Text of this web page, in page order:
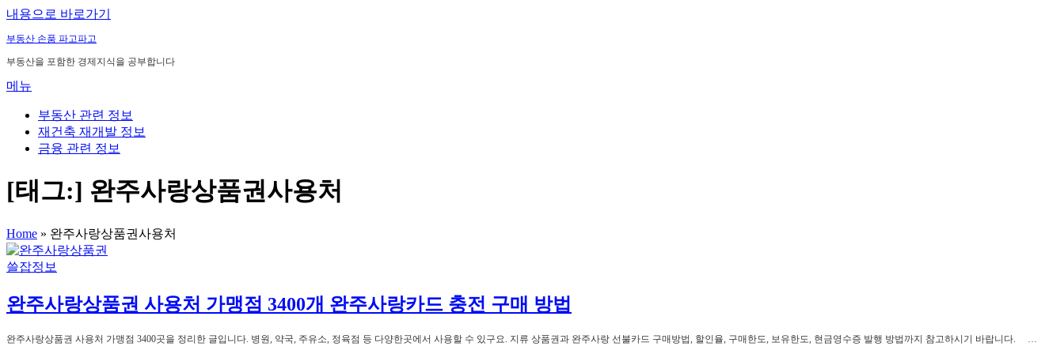
내용으로 바로가기
부동산 손품 파고파고
부동산을 포함한 경제지식을 공부합니다
메뉴
부동산 관련 정보
재건축 재개발 정보
금융 관련 정보
[태그:] 완주사랑상품권사용처
Home » 완주사랑상품권사용처
쓸잡정보
완주사랑상품권 사용처 가맹점 3400개 완주사랑카드 충전 구매 방법
완주사랑상품권 사용처 가맹점 3400곳을 정리한 글입니다. 병원, 약국, 주유소, 정육점 등 다양한곳에서 사용할 수 있구요. 지류 상품권과 완주사랑 선불카드 구매방법, 할인율, 구매한도, 보유한도, 현금영수증 발행 방법까지 참고하시기 바랍니다. …